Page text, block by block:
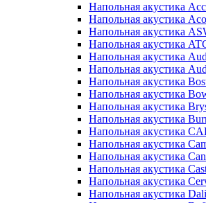
Напольная акустика
Напольная акустика
Напольная акустика
Напольная акустика
Напольная акустика
Напольная акустика
Напольная акустика
Напольная акустика
Напольная акустика
Напольная акустика
Напольная акустика
Напольная акустика
Напольная акустика
Напольная акустика
Напольная акустика
Напольная акустика Dali